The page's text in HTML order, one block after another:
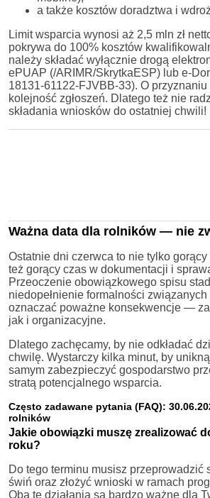
a także kosztów doradztwa i
Limit wsparcia wynosi aż 2,5 mln zł
pokrywa do 100% kosztów
należy składać wyłącznie drogą
ePUAP (/ARIMR/SkrytkaESP) lub e-
18131-61122-FJVBB-33). O
kolejność zgłoszeń. Dlatego też nie
składania wniosków do ostatniej chwili!
Ważna data dla rolników — nie
Ostatnie dni czerwca to nie tylko
też gorący czas w dokumentacji i
Przeoczenie obowiązkowego spisu
niedopełnienie formalności
oznaczać poważne konsekwencje —
jak i organizacyjne.
Dlatego zachęcamy, by nie odkładać
chwilę. Wystarczy kilka minut, by
samym zabezpieczyć gospodarstwo
stratą potencjalnego wsparcia.
Często zadawane pytania (FAQ):
rolników
Jakie obowiązki muszę zrealizować
roku?
Do tego terminu musisz przeprowadzić
świń oraz złożyć wnioski w ramach
Oba te działania są bardzo ważne dla